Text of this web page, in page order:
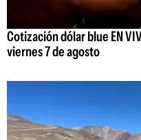
Cotización dólar blue EN
viernes 7 de agosto